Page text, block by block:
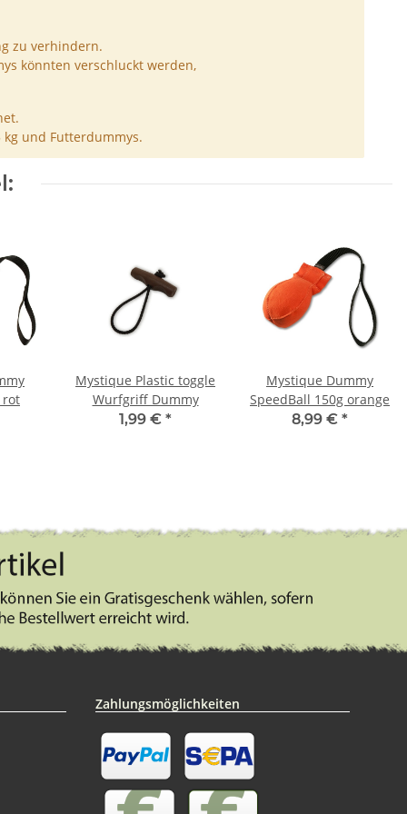
zu verhindern.
könnten verschluckt werden,
kg und Futterdummys.
rot
Mystique Plastic toggle
Wurfgriff Dummy
1,99 € *
Mystique Dummy
SpeedBall 150g orange
8,99 € *
Zahlungsmöglichkeiten